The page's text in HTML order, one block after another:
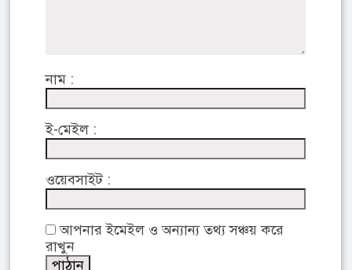
নাম :
ই-মেইল :
ওয়েবসাইট :
আপনার ইমেইল ও অন্যান্য তথ্য সঞ্চয় করে
রাখুন